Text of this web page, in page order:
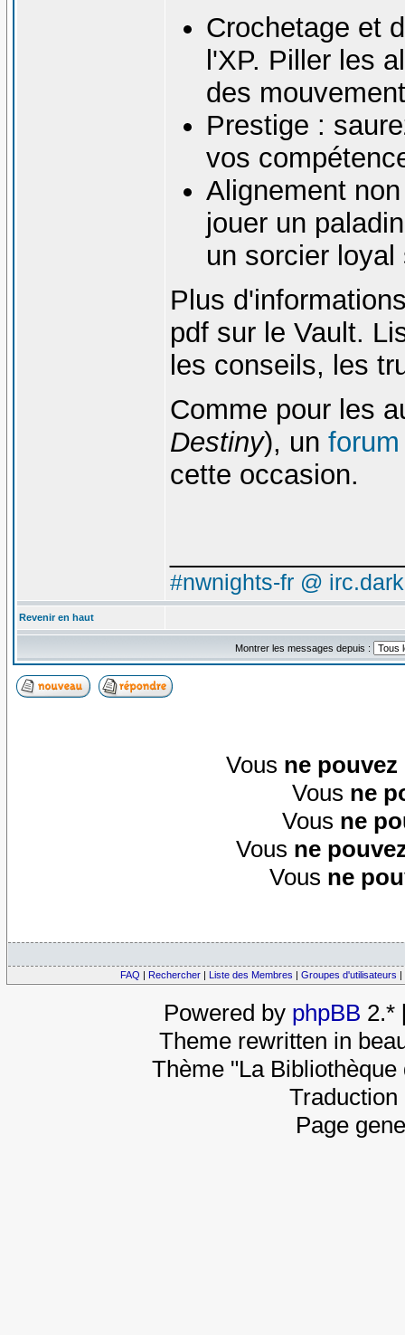
Crochetage et
l'XP. Piller les
des
Prestige :
vos
Alignement
jouer un
un sorcier
Plus
pdf sur le Vault.
les conseils, les
Comme pour les
Destiny), un
cette occasion.
#nwnights-fr @
Revenir en haut
Montrer les messages depuis :
Vous ne pouvez
Vous ne
Vous ne
Vous ne
Vous ne
FAQ | Rechercher | Liste des Membres | Groupes d'utilisateurs |
Powered by phpBB 2.*
Theme rewritten in
Thème "La
Page